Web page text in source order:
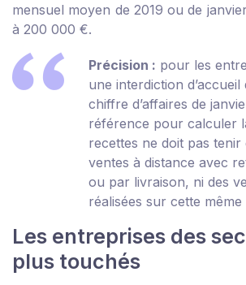
mensuel moyen de 2019 ou de
à 200 000 €.
Précision : pour les
une interdiction
chiffre d’affaires de
référence pour calculer
recettes ne doit pas tenir
ventes à distance avec
ou par livraison, ni des
réalisées sur cette même
Les entreprises des
plus touchés